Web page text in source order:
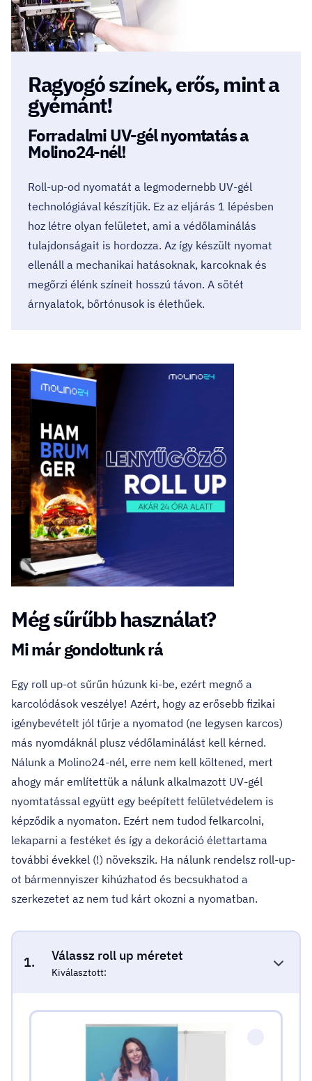
Ragyogó színek, erős, mint a
gyémánt!
Forradalmi UV-gél nyomtatás a
Molino24-nél!
Roll-up-od nyomatát a legmodernebb UV-gél
technológiával készítjük. Ez az eljárás 1 lépésben
hoz létre olyan felületet, ami a védőlaminálás
tulajdonságait is hordozza. Az így készült nyomat
ellenáll a mechanikai hatásoknak, karcoknak és
megőrzi élénk színeit hosszú távon. A sötét
árnyalatok, bőrtónusok is élethűek.
Még sűrűbb használat?
Mi már gondoltunk rá
Egy roll up-ot sűrűn húzunk ki-be, ezért megnő a
karcolódások veszélye! Azért, hogy az erősebb fizikai
igénybevételt jól tűrje a nyomatod (ne legysen karcos)
más nyomdáknál plusz védőlaminálást kell kérned.
Nálunk a Molino24-nél, erre nem kell költened, mert
ahogy már említettük a nálunk alkalmazott UV-gél
nyomtatással együtt egy beépített felületvédelem is
képződik a nyomaton. Ezért nem tudod felkarcolni,
lekaparni a festéket és így a dekoráció élettartama
további évekkel (!) növekszik. Ha nálunk rendelsz roll-up-
ot bármennyiszer kihúzhatod és becsukhatod a
szerkezetet az nem tud kárt okozni a nyomatban.
1. Válassz roll up méretet
Kiválasztott:
Válassz roll up méretet